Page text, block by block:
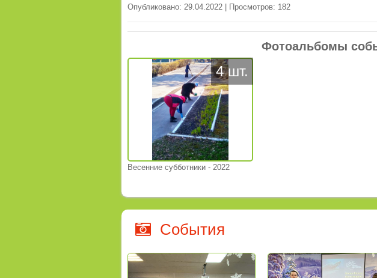
Опубликовано: 29.04.2022 | Просмотров: 182
Фотоальбомы
4 шт.
Весенние субботники - 2022
События